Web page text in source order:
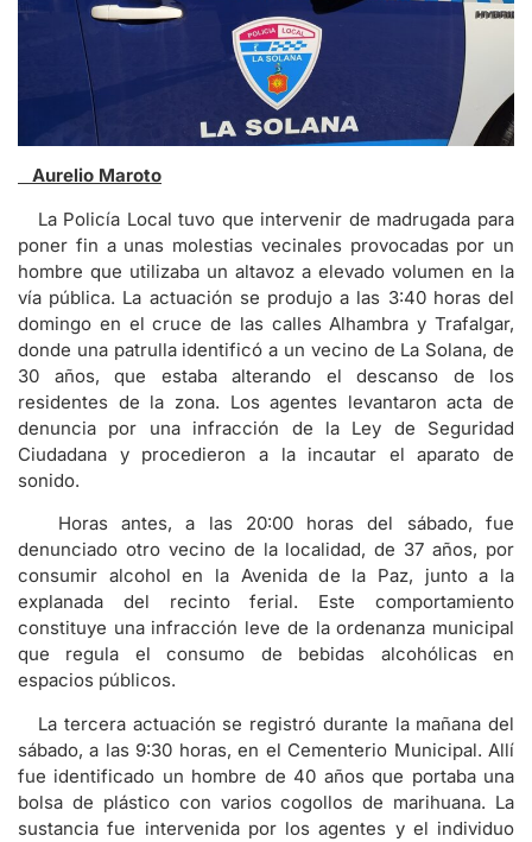
Aurelio Maroto
La Policía Local tuvo que intervenir de madrugada para
poner fin a unas molestias vecinales provocadas por un
hombre que utilizaba un altavoz a elevado volumen en la
vía pública. La actuación se produjo a las 3:40 horas del
domingo en el cruce de las calles Alhambra y Trafalgar,
donde una patrulla identificó a un vecino de La Solana, de
30 años, que estaba alterando el descanso de los
residentes de la zona. Los agentes levantaron acta de
denuncia por una infracción de la Ley de Seguridad
Ciudadana y procedieron a la incautar el aparato de
sonido.
Horas antes, a las 20:00 horas del sábado, fue
denunciado otro vecino de la localidad, de 37 años, por
consumir alcohol en la Avenida de la Paz, junto a la
explanada del recinto ferial. Este comportamiento
constituye una infracción leve de la ordenanza municipal
que regula el consumo de bebidas alcohólicas en
espacios públicos.
La tercera actuación se registró durante la mañana del
sábado, a las 9:30 horas, en el Cementerio Municipal. Allí
fue identificado un hombre de 40 años que portaba una
bolsa de plástico con varios cogollos de marihuana. La
sustancia fue intervenida por los agentes y el individuo